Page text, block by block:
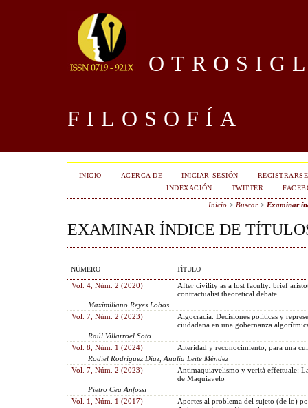
FILOSOFÍA
INICIO ACERCA DE INICIAR SESIÓN
REGISTRARSE
INDEXACIÓN
TWITTER
Inicio> Buscar> Examinar
EXAMINAR ÍNDICE DE
NÚMERO TÍTULO
Vol. 4, Núm. 2 (2020)
After civility as a lost faculty: brief
contractualist theoretical debate
Maximiliano Reyes Lobos
Vol. 7, Núm. 2 (2023)
Algocracia. Decisiones políticas y
ciudadana en una gobernanza
Raúl Villarroel Soto
Vol. 8, Núm. 1 (2024)
Alteridad y reconocimiento, para una
Rodiel Rodríguez Díaz, Analía Leite Méndez
Vol. 7, Núm. 2 (2023)
Antimaquiavelismo y verità effettuale:
de Maquiavelo
Pietro Cea Anfossi
Vol. 1, Núm. 1 (2017)
Aportes al problema del sujeto (de lo)